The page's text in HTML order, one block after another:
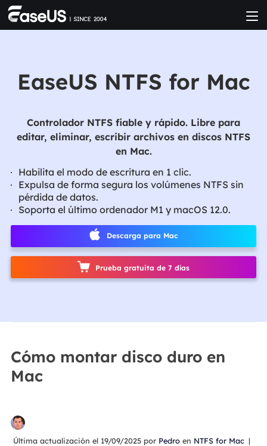
EaseUS NTFS for Mac
Controlador NTFS fiable y rápido. Libre para
editar, eliminar, escribir archivos en discos NTFS
en Mac.
Habilita el modo de escritura en 1 clic.
Expulsa de forma segura los volúmenes NTFS sin
pérdida de datos.
Soporta el último ordenador M1 y macOS 12.0.
Descarga para Mac
Prueba gratuita de 7 días
Cómo montar disco duro en
Mac
Última actualización el 19/09/2025 por Pedroen NTFS for Mac |